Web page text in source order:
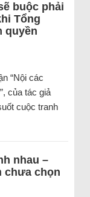
buộc phải
Tổng
quyền
“Nội các
của tác giả
cuộc tranh
nhau –
chưa chọn